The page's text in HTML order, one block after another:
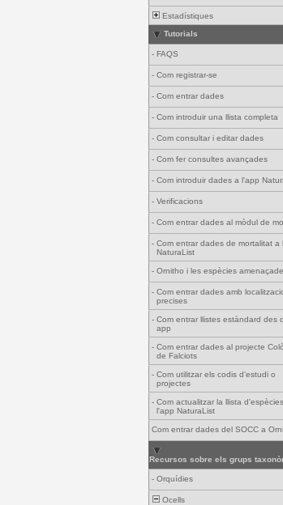
Estadístiques
Tutorials
- FAQS
- Com registrar-se
- Com entrar dades
- Com introduir una llista completa
- Com consultar i editar dades
- Com fer consultes avançades
- Com introduir dades a l'app
- Verificacions
- Com entrar dades al mòdul de
- Com entrar dades de mortalitat a
NaturaList
- Ornitho i les espècies
- Com entrar dades amb
precises
- Com entrar llistes estàndard des
app
- Com entrar dades al projecte
de Falciots
- Com utilitzar els codis d'estudi o
projectes
- Com actualitzar la llista
l'app NaturaList
Com entrar dades del SOCC a
Recursos sobre els grups
- Orquídies
Ocells